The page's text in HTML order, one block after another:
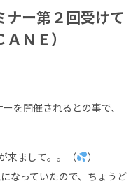
ー第２回受けて
ＮＥ）
を開催されるとの事で、
来まして。。（
）
なっていたので、ちょうど